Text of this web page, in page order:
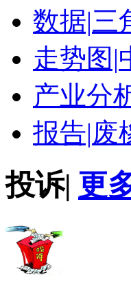
数据|三
走势图|
产业分
报告|废
投诉| 更